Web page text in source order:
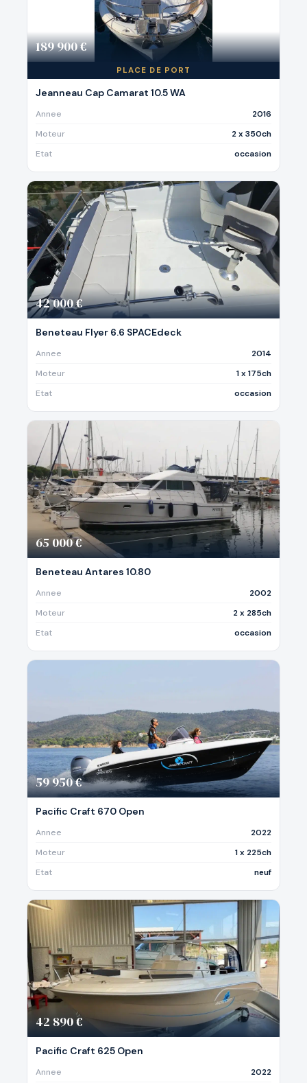
189 900 €
PLACE DE PORT
Jeanneau Cap Camarat 10.5 WA
Annee
2016
Moteur
2 x 350ch
Etat
occasion
42 000 €
Beneteau Flyer 6.6 SPACEdeck
Annee
2014
Moteur
1 x 175ch
Etat
occasion
65 000 €
Beneteau Antares 10.80
Annee
2002
Moteur
2 x 285ch
Etat
occasion
59 950 €
Pacific Craft 670 Open
Annee
2022
Moteur
1 x 225ch
Etat
neuf
42 890 €
Pacific Craft 625 Open
Annee
2022